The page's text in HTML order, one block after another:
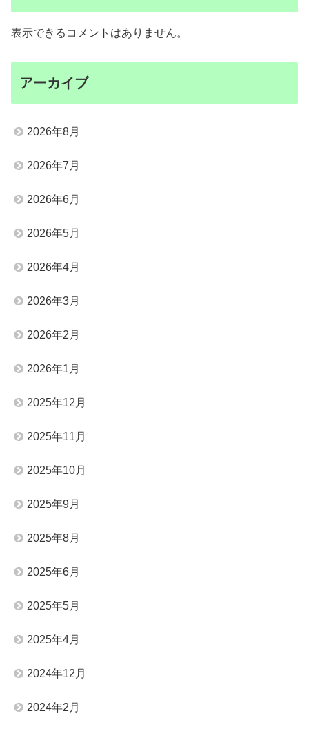
表示できるコメントはありません。
アーカイブ
2026年8月
2026年7月
2026年6月
2026年5月
2026年4月
2026年3月
2026年2月
2026年1月
2025年12月
2025年11月
2025年10月
2025年9月
2025年8月
2025年6月
2025年5月
2025年4月
2024年12月
2024年2月